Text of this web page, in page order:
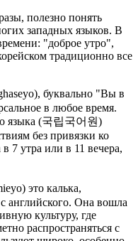
полезно понять
западных языков. В
"доброе утро",
традиционно все
буквально "Вы в
в любое время.
языка (국립국어원)
без привязки ко
7 утра или в 11 вечера,
это калька,
английского. Она вошла
культуру, где
распространяться с